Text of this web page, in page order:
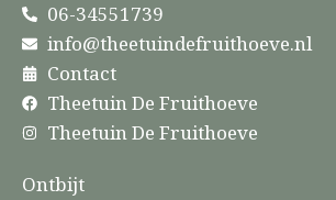
06-34551739
info@theetuindefruithoeve.nl
Contact
Theetuin De Fruithoeve
Theetuin De Fruithoeve
Ontbijt